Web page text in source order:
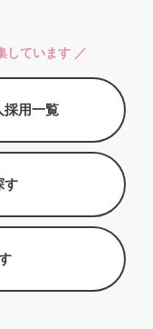
しています ／
採用一覧
す